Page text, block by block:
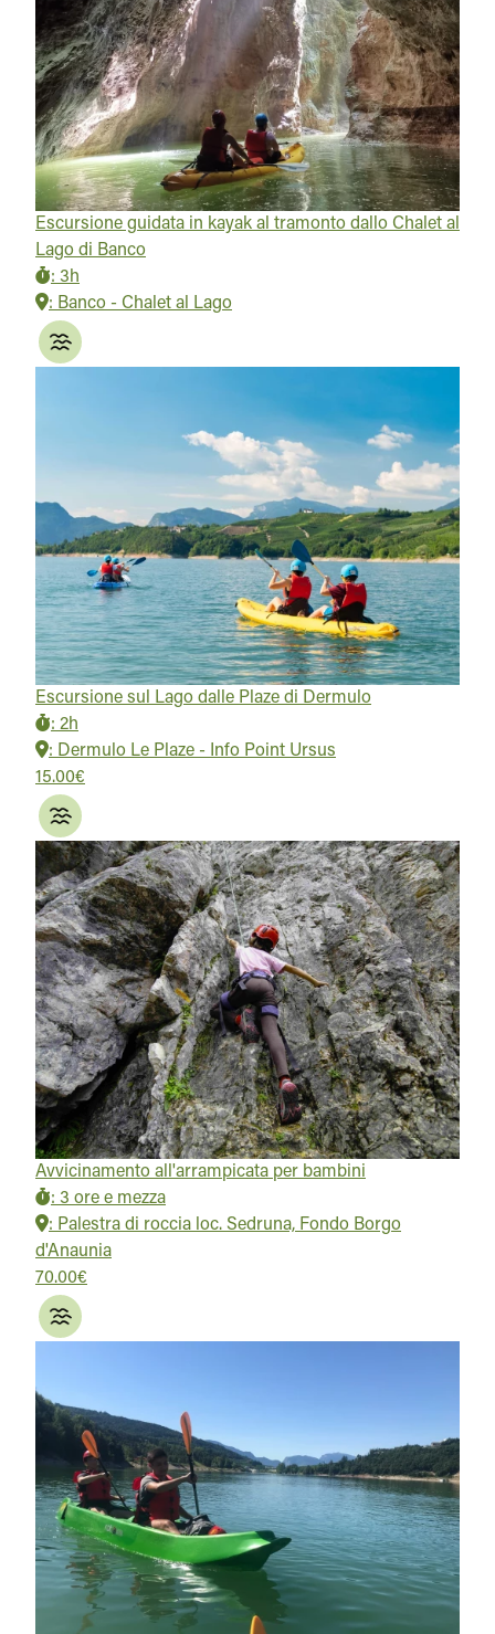
Escursione guidata in kayak al tramonto dallo Chalet al
Lago di Banco
: 3h
: Banco - Chalet al Lago
Escursione sul Lago dalle Plaze di Dermulo
: 2h
: Dermulo Le Plaze - Info Point Ursus
15.00€
Avvicinamento all'arrampicata per bambini
: 3 ore e mezza
: Palestra di roccia loc. Sedruna, Fondo Borgo
d'Anaunia
70.00€